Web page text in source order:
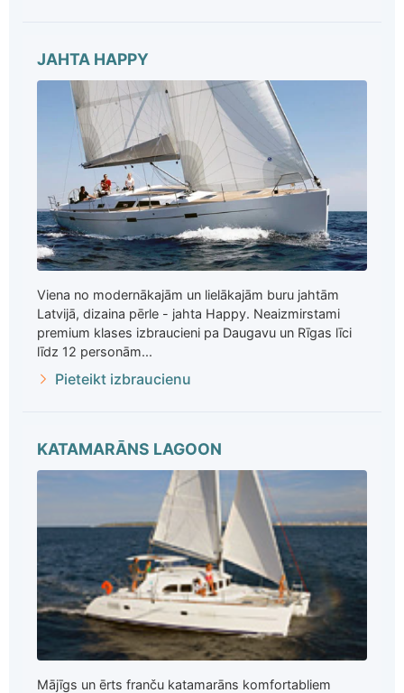
JAHTA HAPPY
Viena no modernākajām un lielākajām buru jahtām
Latvijā, dizaina pērle - jahta Happy. Neaizmirstami
premium klases izbraucieni pa Daugavu un Rīgas līci
līdz 12 personām...
Pieteikt izbraucienu
KATAMARĀNS LAGOON
Mājīgs un ērts franču katamarāns komfortabliem